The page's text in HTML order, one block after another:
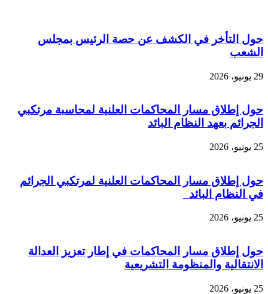
حول التأخر في الكشف عن حصة الرئيس بمجلس
الشعب
29 يونيو، 2026
حول إطلاق مسار المحاكمات العلنية لمحاسبة مرتكبي
الجرائم بعهد النظام البائد
25 يونيو، 2026
حول إطلاق مسار المحاكمات العلنية لمرتكبي الجرائم
في النظام البائد
25 يونيو، 2026
حول إطلاق مسار المحاكمات في إطار تعزيز العدالة
الانتقالية والمنظومة التشريعية
25 يونيو، 2026